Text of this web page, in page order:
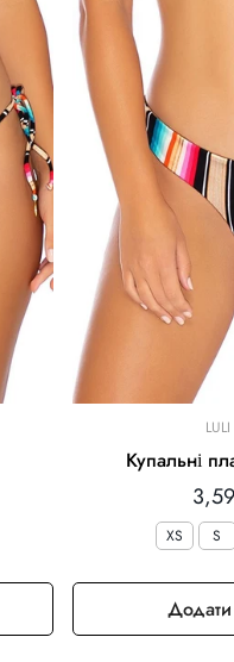
Купальні
ціна
XS S